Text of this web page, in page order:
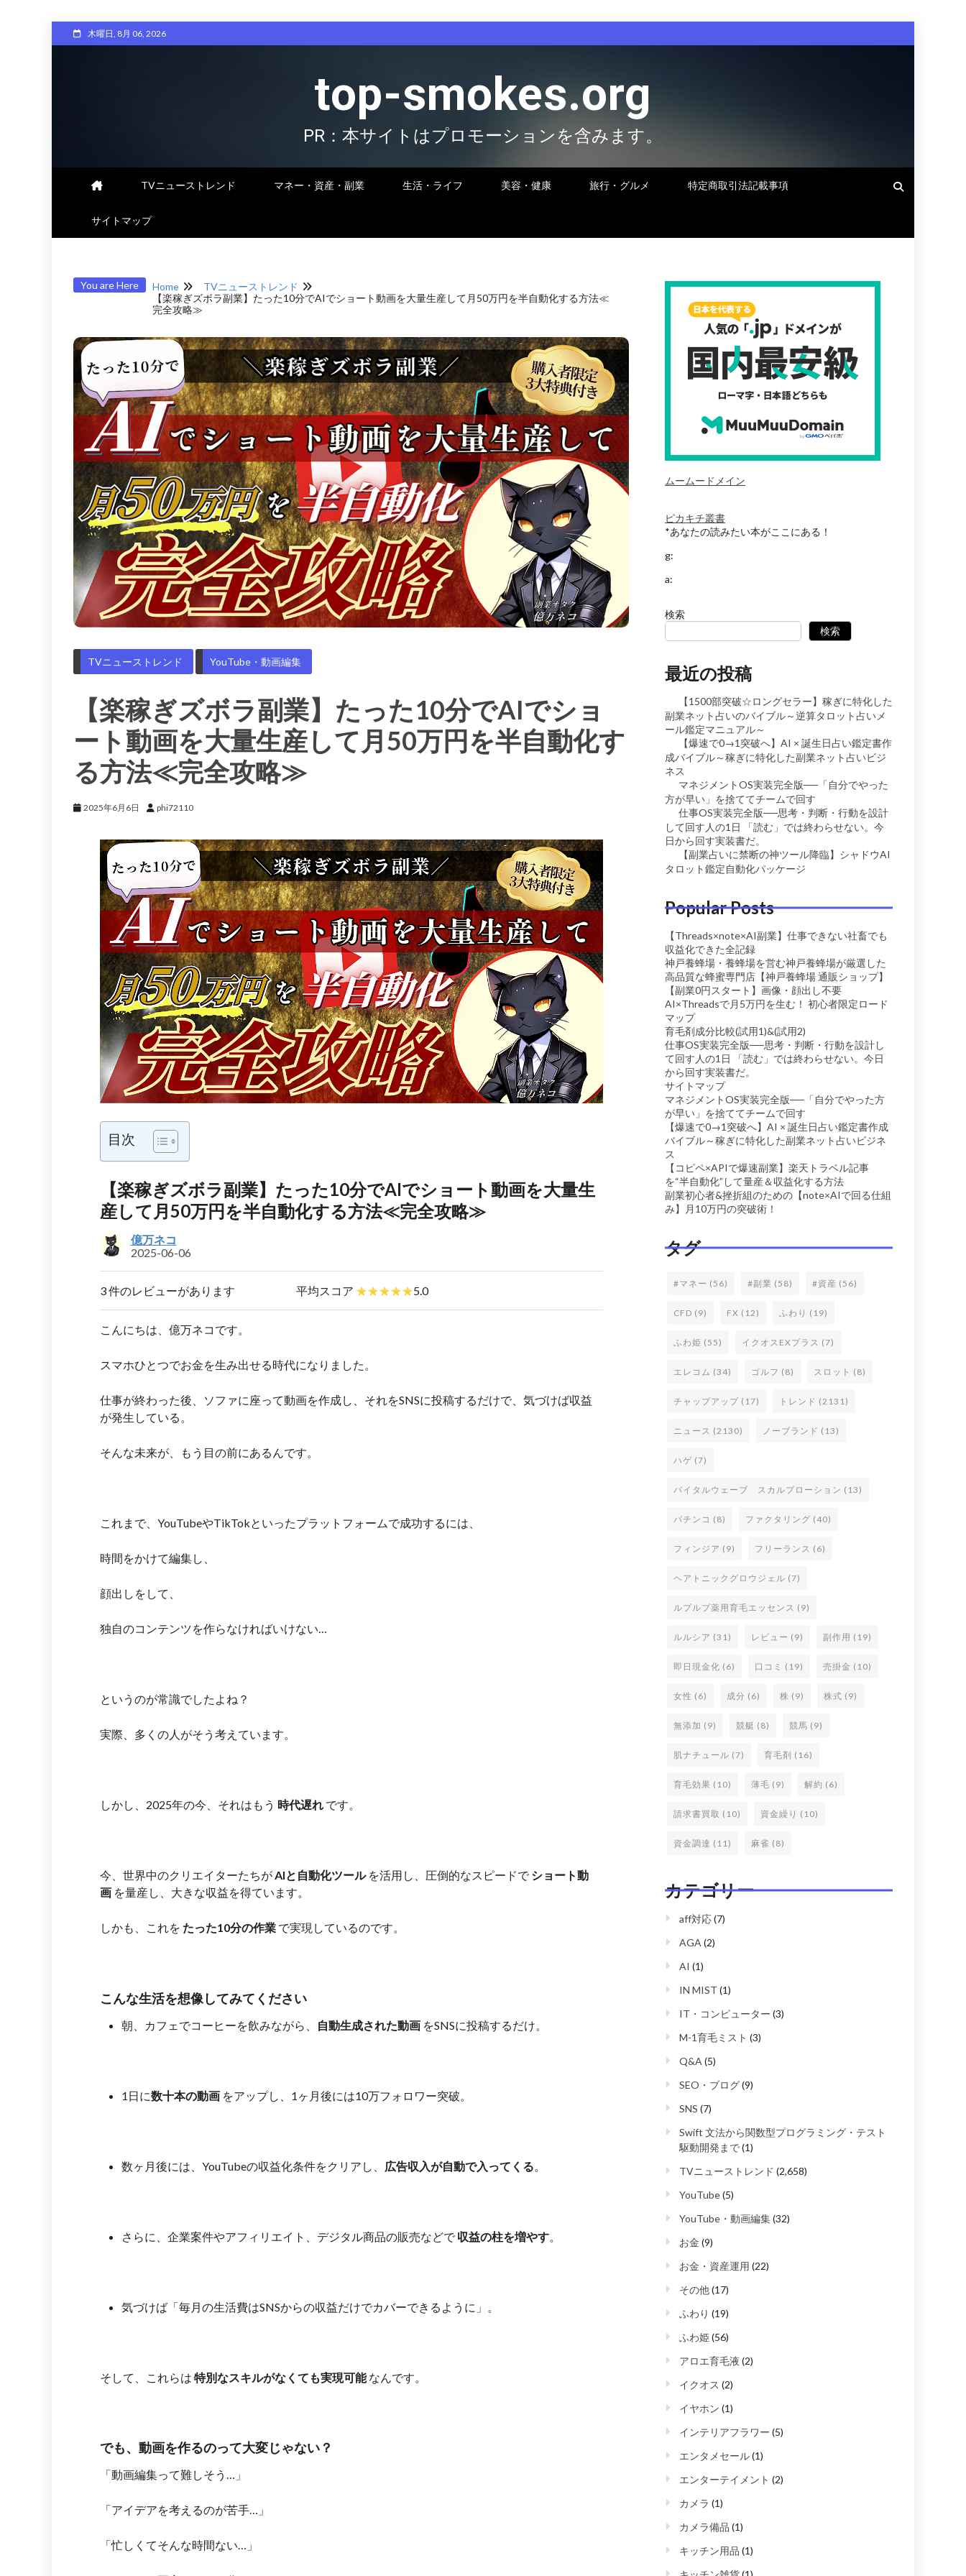
木曜日, 8月 06, 2026
top-smokes.org
PR：本サイトはプロモーションを含みます。
TVニューストレンド マネー・資産・副業 生活・ライフ 美容・健康 旅行・グルメ 特定商取引法記載事項
サイトマップ
You are Here Home
TVニューストレンド
【楽稼ぎズボラ副業】たった10分でAIでショート動画を大量生産して月50万円を半自動化する方法≪
完全攻略≫
TVニューストレンド YouTube・動画編集
【楽稼ぎズボラ副業】たった10分でAIでショ
ート動画を大量生産して月50万円を半自動化す
る方法≪完全攻略≫
2025年6月6日 phi72110
目次
【楽稼ぎズボラ副業】たった10分でAIでショート動画を大量生
産して月50万円を半自動化する方法≪完全攻略≫
億万ネコ
2025-06-06
3 件のレビューがあります 平均スコア 5.0
こんにちは、億万ネコです。
スマホひとつでお金を生み出せる時代になりました。
仕事が終わった後、ソファに座って動画を作成し、それをSNSに投稿するだけで、気づけば収益
が発生している。
そんな未来が、もう目の前にあるんです。
これまで、YouTubeやTikTokといったプラットフォームで成功するには、
時間をかけて編集し、
顔出しをして、
独自のコンテンツを作らなければいけない…
というのが常識でしたよね？
実際、多くの人がそう考えています。
しかし、2025年の今、それはもう 時代遅れです。
今、世界中のクリエイターたちがAIと自動化ツールを活用し、圧倒的なスピードで ショート動
画を量産し、大きな収益を得ています。
しかも、これを たった10分の作業で実現しているのです。
こんな生活を想像してみてください
朝、カフェでコーヒーを飲みながら、 自動生成された動画をSNSに投稿するだけ。
1日に数十本の動画をアップし、1ヶ月後には10万フォロワー突破。
数ヶ月後には、YouTubeの収益化条件をクリアし、 広告収入が自動で入ってくる
さらに、企業案件やアフィリエイト、デジタル商品の販売などで 収益の柱を増やす。
気づけば「毎月の生活費はSNSからの収益だけでカバーできるように」。
そして、これらは 特別なスキルがなくても実現可能なんです。
でも、動画を作るのって大変じゃない？
「動画編集って難しそう…」
「アイデアを考えるのが苦手…」
「忙しくてそんな時間ない…」
ムームードメイン
ピカキチ叢書
*あなたの読みたい本がここにある！
g:
a:
検索
検索
最近の投稿
【1500部突破☆ロングセラー】稼ぎに特化した
副業ネット占いのバイブル～逆算タロット占いメ
ール鑑定マニュアル～
【爆速で0→1突破へ】AI × 誕生日占い鑑定書作
成バイブル～稼ぎに特化した副業ネット占いビジ
ネス
マネジメントOS実装完全版──「自分でやった
方が早い」を捨ててチームで回す
仕事OS実装完全版──思考・判断・行動を設計
して回す人の1日 「読む」では終わらせない。今
日から回す実装書だ。
【副業占いに禁断の神ツール降臨】シャドウAI
タロット鑑定自動化パッケージ
Popular Posts
【Threads×note×AI副業】仕事できない社畜でも
収益化できた全記録
神戸養蜂場・養蜂場を営む神戸養蜂場が厳選した
高品質な蜂蜜専門店【神戸養蜂場 通販ショップ】
【副業0円スタート】画像・顔出し不要
AI×Threadsで月5万円を生む！ 初心者限定ロード
マップ
育毛剤成分比較(試用1)&(試用2)
仕事OS実装完全版──思考・判断・行動を設計し
て回す人の1日 「読む」では終わらせない。今日
から回す実装書だ。
サイトマップ
マネジメントOS実装完全版──「自分でやった方
が早い」を捨ててチームで回す
【爆速で0→1突破へ】AI × 誕生日占い鑑定書作成
バイブル～稼ぎに特化した副業ネット占いビジネ
ス
【コピペ×APIで爆速副業】楽天トラベル記事
を“半自動化”して量産＆収益化する方法
副業初心者&挫折組のための【note×AIで回る仕組
み】月10万円の突破術！
タグ
#マネー (56) #副業 (58) #資産 (56)
CFD (9) FX (12) ふわり (19)
ふわ姫 (55) イクオスEXプラス (7)
エレコム (34) ゴルフ (8) スロット (8)
チャップアップ (17) トレンド (2131)
ニュース (2130) ノーブランド (13)
ハゲ (7)
バイタルウェーブ スカルプローション (13)
パチンコ (8) ファクタリング (40)
フィンジア (9) フリーランス (6)
ヘアトニックグロウジェル (7)
ルプルプ薬用育毛エッセンス (9)
ルルシア (31) レビュー (9) 副作用 (19)
即日現金化 (6) 口コミ (19) 売掛金 (10)
女性 (6) 成分 (6) 株 (9) 株式 (9)
無添加 (9) 競艇 (8) 競馬 (9)
肌ナチュール (7) 育毛剤 (16)
育毛効果 (10) 薄毛 (9) 解約 (6)
請求書買取 (10) 資金繰り (10)
資金調達 (11) 麻雀 (8)
カテゴリー
aff対応(7)
AGA (2)
AI (1)
IN MIST (1)
IT・コンピューター (3)
M-1育毛ミスト (3)
Q&A (5)
SEO・ブログ(9)
SNS (7)
Swift 文法から関数型プログラミング・テスト
駆動開発まで(1)
TVニューストレンド (2,658)
YouTube(5)
YouTube・動画編集(32)
お金 (9)
お金・資産運用 (22)
その他(17)
ふわり (19)
ふわ姫 (56)
アロエ育毛液 (2)
イクオス (2)
イヤホン (1)
インテリアフラワー (5)
エンタメセール(1)
エンターテイメント (2)
カメラ (1)
カメラ備品 (1)
キッチン用品 (1)